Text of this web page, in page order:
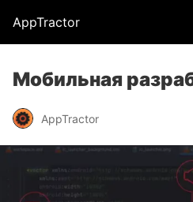
AppTractor
Мобильная
AppTractor